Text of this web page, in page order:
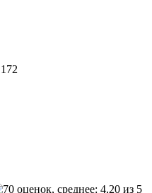
172